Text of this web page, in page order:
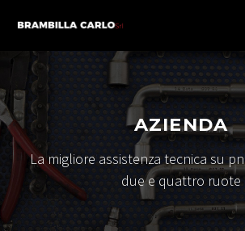
AZIENDA
La migliore assistenza tecnica su
due e quattro ruote